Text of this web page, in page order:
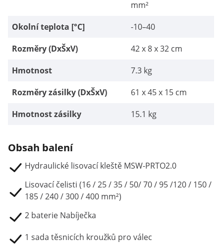
mm²
Okolní teplota [°C]
-10–40
Rozměry (DxŠxV)
42 x 8 x 32 cm
Hmotnost
7.3 kg
Rozměry zásilky (DxŠxV)
61 x 45 x 15 cm
Hmotnost zásilky
15.1 kg
Obsah balení
Hydraulické lisovací kleště MSW-PRTO2.0
Lisovací čelisti (16 / 25 / 35 / 50/ 70 / 95 /120 / 150 /
185 / 240 / 300 / 400 mm²)
2 baterie Nabíječka
1 sada těsnicích kroužků pro válec